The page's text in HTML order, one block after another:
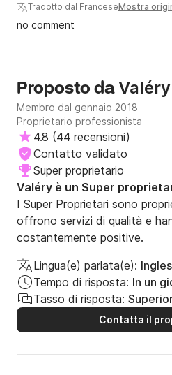
Tradotto dal FranceseMostra
no comment
Proposto daValéry
Membro dal gennaio 2018
Proprietario professionista
4.8 (44 recensioni)
Contatto validato
Super proprietario
Valéry è un Super
I Super Proprietari sono
offrono servizi di qualità e
costantemente positive.
Lingua(e) parlata(e):
Tempo di risposta: In un
Tasso di risposta:
Contatta il